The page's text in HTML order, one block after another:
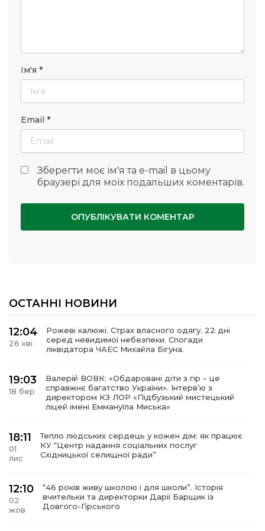
Ім'я *
Email *
Зберегти моє ім'я та e-mail в цьому
браузері для моїх подальших коментарів.
ОСТАННІ НОВИНИ
12:04
26 кві
Рожеві калюжі. Страх власного одягу. 22 дні
серед невидимої небезпеки. Спогади
ліквідатора ЧАЕС Михайла Бігуна.
19:03
18 бер
Валерій ВОВК: «Обдаровані діти з гір – це
справжнє багатство України». Інтервʼю з
директором КЗ ЛОР «Підбузький мистецький
ліцей імені Еммануїла Миська»
18:11
01
лис
Тепло людських сердець у кожен дім: як працює
КУ “Центр надання соціальних послуг
Східницької селищної ради”
12:10
02
жов
“46 років живу школою і для школи”. Історія
вчительки та директорки Дарії Барщик із
Довгого-Гірського